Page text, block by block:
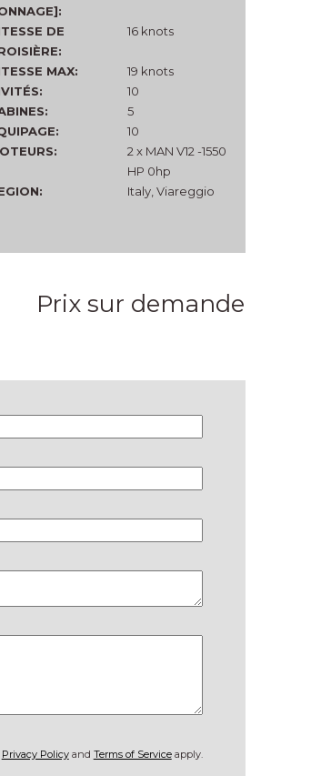
DE
16 knots
MAX:
19 knots
10
5
10
2 x MAN V12 -1550
HP 0hp
Italy, Viareggio
Prix sur demande
Privacy Policyand Terms of Serviceapply.